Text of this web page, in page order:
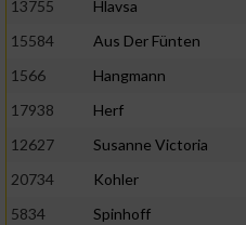
13755
Hlavsa
15584
Aus Der Fünten
1566
Hangmann
17938
Herf
12627
Susanne Victoria
20734
Kohler
5834
Spinhoff